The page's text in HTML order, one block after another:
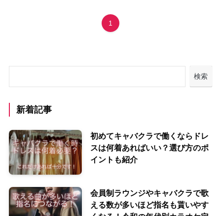
1
検索
新着記事
初めてキャバクラで働くならドレ
スは何着あればいい？選び方のポ
イントも紹介
会員制ラウンジやキャバクラで歌
える数が多いほど指名も貰いやす